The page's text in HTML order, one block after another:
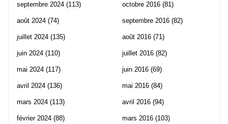
septembre 2024 (113)
août 2024 (74)
juillet 2024 (135)
juin 2024 (110)
mai 2024 (117)
avril 2024 (136)
mars 2024 (113)
février 2024 (88)
octobre 2016 (81)
septembre 2016 (82)
août 2016 (71)
juillet 2016 (82)
juin 2016 (69)
mai 2016 (84)
avril 2016 (94)
mars 2016 (103)